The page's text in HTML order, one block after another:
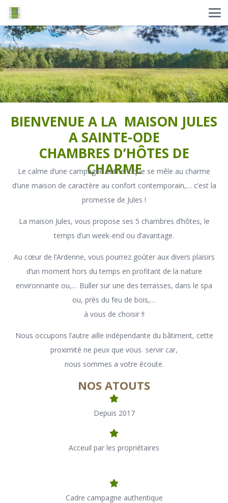
BIENVENUE A LA MAISON JULES
A SAINTE-ODE
CHAMBRES D’HÔTES DE
CHARME
Le calme d’une campagne authentique se mêle au charme
d’une maison de caractère au confort contemporain,… c’est la
promesse de Jules !
La maison Jules, vous propose ses 5 chambres d’hôtes, le
temps d’un week-end ou d’avantage.
Au cœur de l’Ardenne, vous pourrez goûter aux divers plaisirs
d’un moment hors du temps en profitant de la nature
environnante ou,… Buller sur une des terrasses, dans le spa
ou, près du feu de bois,…
à vous de choisir !!
Nous occupons l’autre aille indépendante du bâtiment, cette
proximité ne peux que vous servir car,
nous sommes a votre écoute.
NOS ATOUTS
Depuis 2017
Acceuil par les propriétaires
Cadre campagne authentique